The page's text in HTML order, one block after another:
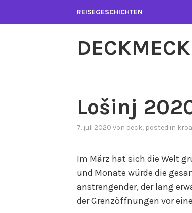
REISEGESCHICHTEN
Lošinj
7. juli 2020 von deck, posted in
Im März hat sich die Welt
und Monate würde die
anstrengender, der lang
der Grenzöffnungen vor